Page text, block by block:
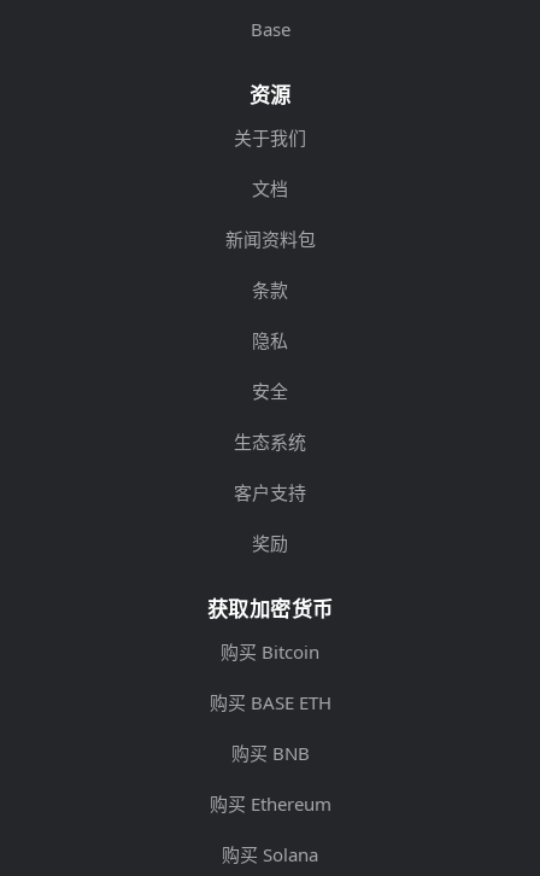
Base
资源
关于我们
文档
新闻资料包
条款
隐私
安全
生态系统
客户支持
奖励
获取加密货币
购买 Bitcoin
购买 BASE ETH
购买 BNB
购买 Ethereum
购买 Solana